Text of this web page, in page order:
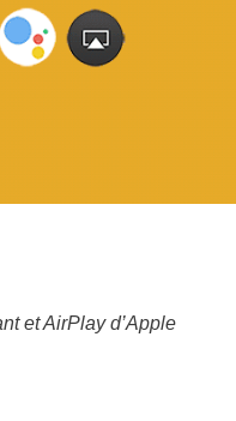
et AirPlay d’Apple